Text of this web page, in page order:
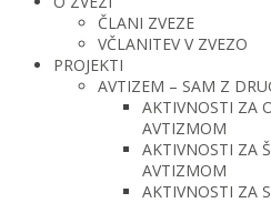
ČLANI ZVEZE
VČLANITEV V ZVEZO
PROJEKTI
AVTIZEM – SAM Z
AKTIVNOSTI ZA
AVTIZMOM
AKTIVNOSTI ZA
AVTIZMOM
AKTIVNOSTI ZA